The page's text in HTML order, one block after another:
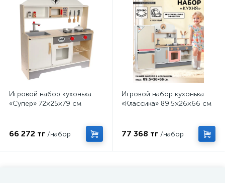
Игровой набор кухонька
«Супер» 72×25×79 см
66 272 тг /набор
Игровой набор кухонька
«Классика» 89.5×26×66 см
77 368 тг /набор